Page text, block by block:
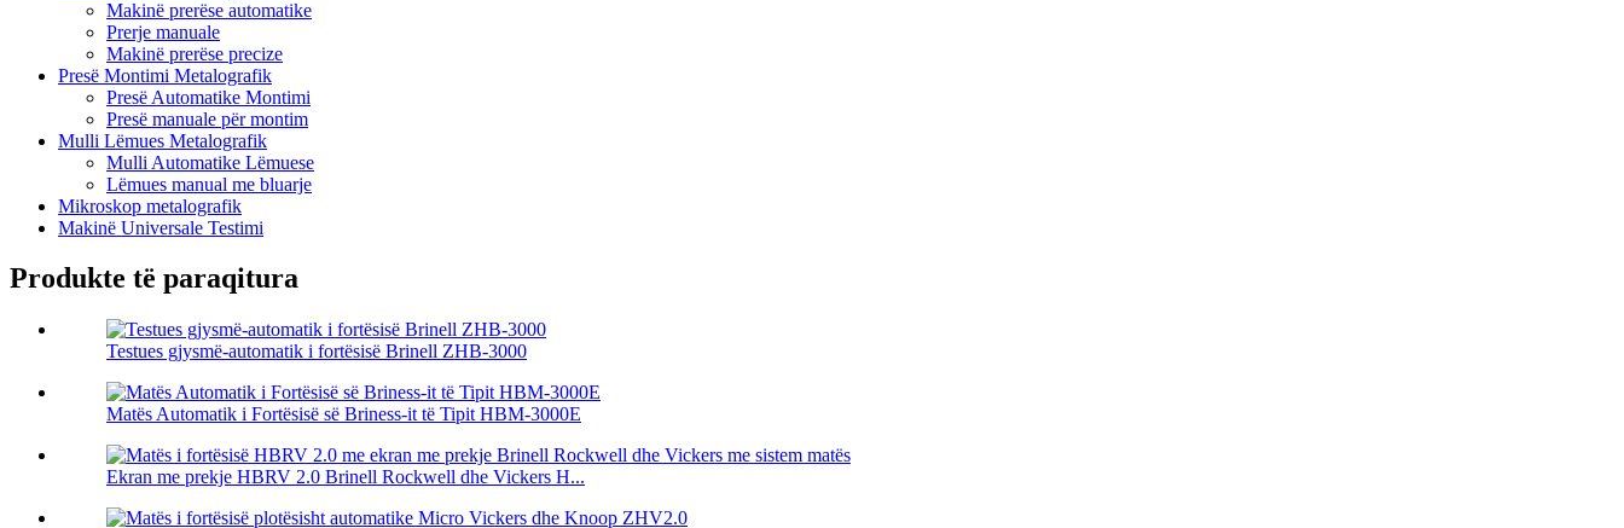
Makinë prerëse automatike
Prerje manuale
Makinë prerëse precize
Presë Montimi Metalografik
Presë Automatike Montimi
Presë manuale për montim
Mulli Lëmues Metalografik
Mulli Automatike Lëmuese
Lëmues manual me bluarje
Mikroskop metalografik
Makinë Universale Testimi
Produkte të paraqitura
Testues gjysmë-automatik i fortësisë Brinell ZHB-3000
Matës Automatik i Fortësisë së Briness-it të Tipit HBM-3000E
Ekran me prekje HBRV 2.0 Brinell Rockwell dhe Vickers H...